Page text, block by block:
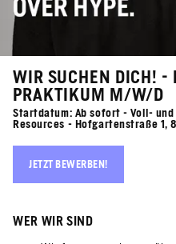
WIR SUCHEN DICH! -
PRAKTIKUM M/W/D
Startdatum: Ab sofort - Voll-
Resources - Hofgartenstraße 1,
JETZT BEWERBEN!
WER WIR SIND